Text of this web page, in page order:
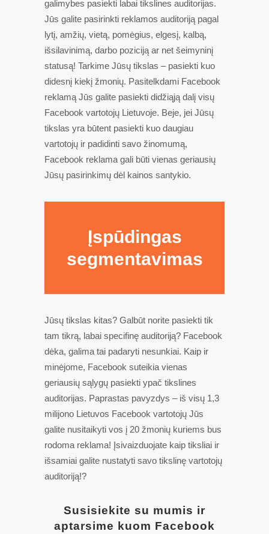
galimybes pasiekti labai tikslines auditorijas.
Jūs galite pasirinkti reklamos auditoriją pagal
lytį, amžių, vietą, pomėgius, elgesį, kalbą,
išsilavinimą, darbo poziciją ar net šeimyninį
statusą! Tarkime Jūsų tikslas – pasiekti kuo
didesnį kiekį žmonių. Pasitelkdami Facebook
reklamą Jūs galite pasiekti didžiąją dalį visų
Facebook vartotojų Lietuvoje. Beje, jei Jūsų
tikslas yra būtent pasiekti kuo daugiau
vartotojų ir padidinti savo žinomumą,
Facebook reklama gali būti vienas geriausių
Jūsų pasirinkimų dėl kainos santykio.
Įspūdingas
segmentavimas
Jūsų tikslas kitas? Galbūt norite pasiekti tik
tam tikrą, labai specifinę auditoriją? Facebook
dėka, galima tai padaryti nesunkiai. Kaip ir
minėjome, Facebook suteikia vienas
geriausių sąlygų pasiekti ypač tikslines
auditorijas. Paprastas pavyzdys – iš visų 1,3
milijono Lietuvos Facebook vartotojų Jūs
galite nusitaikyti vos į 20 žmonių kuriems bus
rodoma reklama! Įsivaizduojate kaip tiksliai ir
išsamiai galite nustatyti savo tikslinę vartotojų
auditoriją!?
Susisiekite su mumis ir
aptarsime kuom Facebook